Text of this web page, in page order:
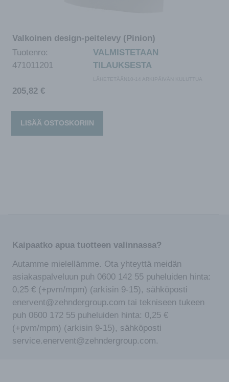
Valkoinen design-peitelevy (Pinion)
Tuotenro:
471011201
VALMISTETAAN
TILAUKSESTA
LÄHETETÄÄN10-14 ARKIPÄIVÄN KULUTTUA
205,82 €
LISÄÄ OSTOSKORIIN
Kaipaatko apua tuotteen valinnassa?
Autamme mielellämme. Ota yhteyttä meidän
asiakaspalveluun puh 0600 142 55 puheluiden hinta:
0,25 € (+pvm/mpm) (arkisin 9-15), sähköposti
enervent@zehndergroup.com tai tekniseen tukeen
puh 0600 172 55 puheluiden hinta: 0,25 €
(+pvm/mpm) (arkisin 9-15), sähköposti
service.enervent@zehndergroup.com.